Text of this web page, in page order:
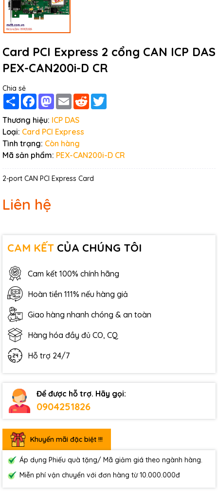
Card PCI Express 2 cổng CAN ICP DAS
PEX-CAN200i-D CR
Chia sẻ
Share FacebookMastodon
Email Reddit
Thương hiệu: ICP DAS
Loại: Card PCI Express
Tình trạng: Còn hàng
Mã sản phẩm: PEX-CAN200i-D CR
2-port CAN PCI Express Card
Liên hệ
CAM KẾT CỦA CHÚNG TÔI
Cam kết 100% chính hãng
Hoàn tiền 111% nếu hàng giả
Giao hàng nhanh chóng & an toàn
Hàng hóa đầy đủ CO, CQ
Hỗ trợ 24/7
Để được hỗ trợ. Hãy gọi:
0904251826
Khuyến mãi đặc biệt !!!
Áp dụng Phiếu quà tặng/ Mã giảm giá theo ngành hàng.
Miễn phí vận chuyển với đơn hàng từ 10.000.000đ